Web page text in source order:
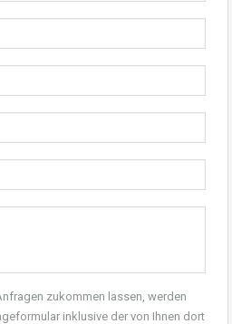
zukommen lassen, werden
inklusive der von Ihnen dort